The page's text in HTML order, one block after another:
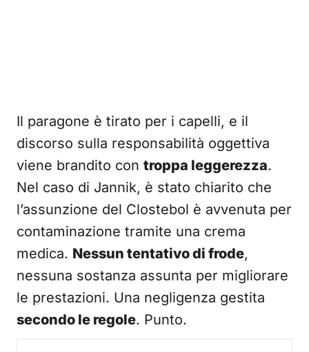
Il paragone è tirato per i capelli, e il
discorso sulla responsabilità oggettiva
viene brandito con troppa leggerezza.
Nel caso di Jannik, è stato chiarito che
l’assunzione del Clostebol è avvenuta per
contaminazione tramite una crema
medica. Nessun tentativo di frode,
nessuna sostanza assunta per migliorare
le prestazioni. Una negligenza gestita
secondo le regole. Punto.